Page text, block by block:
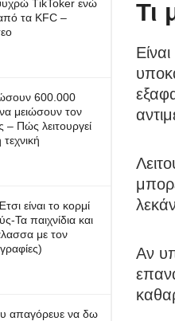
ΤikToker ενώ
τα KFC –
600.000
μειώσουν τον
Πώς λειτουργεί
είναι το κορμί
Τα παιχνίδια και
με τον
απαγόρευε να δω
Τι
Αν